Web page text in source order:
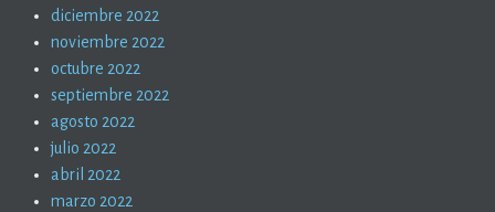
diciembre 2022
noviembre 2022
octubre 2022
septiembre 2022
agosto 2022
julio 2022
abril 2022
marzo 2022